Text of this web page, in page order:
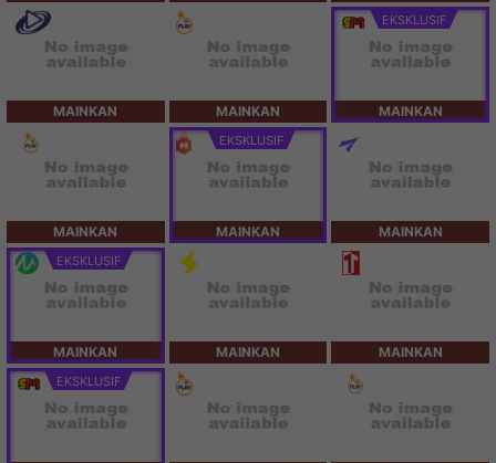
MAINKAN MAINKAN
EKSKLUSIF
MAINKAN
MAINKAN
EKSKLUSIF
MAINKAN MAINKAN
EKSKLUSIF
MAINKAN MAINKAN MAINKAN
EKSKLUSIF